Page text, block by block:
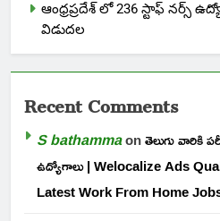
ఆంధ్రప్రదేశ్ లో 236 స్టాఫ్ నర్స్
విడుదల
Recent Comments
S bathammaonతెలుగు వారికి
ఉద్యోగాలు | Welocalize Ads
Latest Work From Home